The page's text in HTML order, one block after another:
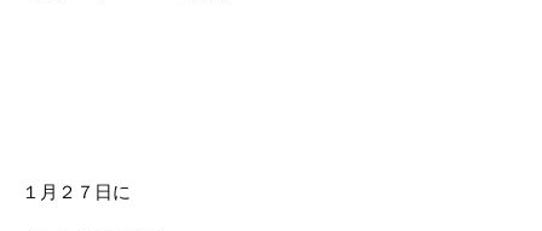
１月２７日に